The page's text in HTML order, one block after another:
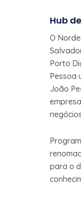
Hub
O
Porto
Pessoa
João
para o